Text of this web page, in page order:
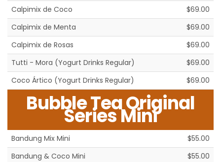
Calpimix de Coco
$69.00
Calpimix de Menta
$69.00
Calpimix de Rosas
$69.00
Tutti - Mora (Yogurt Drinks Regular)
$69.00
Coco Ártico (Yogurt Drinks Regular)
$69.00
Bubble Tea Original
Series Mini
Bandung Mix Mini
$55.00
Bandung & Coco Mini
$55.00